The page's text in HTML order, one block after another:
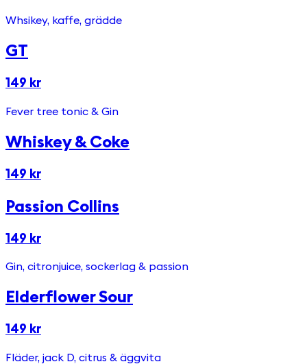
Whsikey, kaffe, grädde
GT
149 kr
Fever tree tonic & Gin
Whiskey & Coke
149 kr
Passion Collins
149 kr
Gin, citronjuice, sockerlag & passion
Elderflower Sour
149 kr
Fläder, jack D, citrus & äggvita